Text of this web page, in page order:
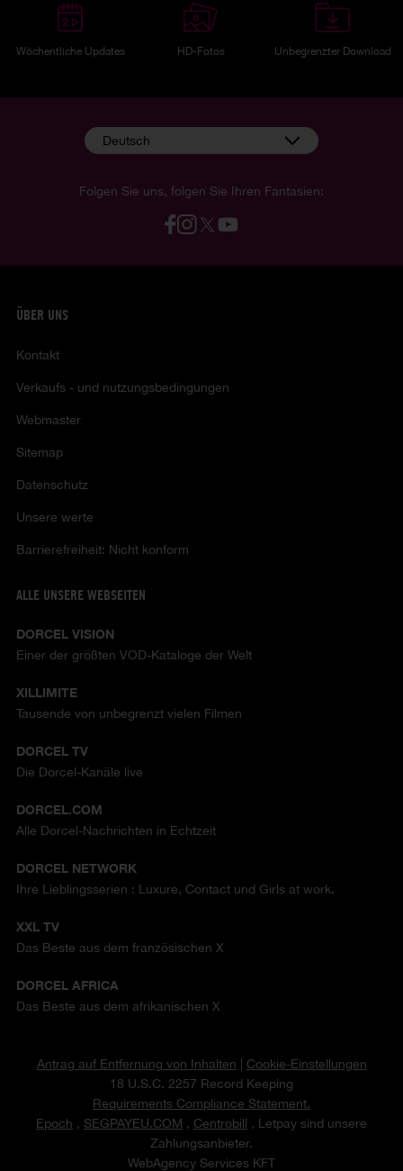
Wöchentliche Updates HD-Fotos Unbegrenzter Download
Folgen Sie uns, folgen Sie Ihren Fantasien:
Deutsch
ÜBER UNS
Kontakt
Verkaufs - und nutzungsbedingungen
Webmaster
Sitemap
Datenschutz
Unsere werte
Barrierefreiheit: Nicht konform
ALLE UNSERE WEBSEITEN
DORCEL VISION
Einer der größten VOD-Kataloge der Welt
XILLIMITE
Tausende von unbegrenzt vielen Filmen
DORCEL TV
Die Dorcel-Kanäle live
DORCEL.COM
Alle Dorcel-Nachrichten in Echtzeit
DORCEL NETWORK
Ihre Lieblingsserien : Luxure, Contact und Girls at work.
XXL TV
Das Beste aus dem französischen X
DORCEL AFRICA
Das Beste aus dem afrikanischen X
Antrag auf Entfernung von Inhalten
Cookie-Einstellungen
18 U.S.C. 2257 Record Keeping
Requirements Compliance Statement.
Epoch , SEGPAYEU.COM , Centrobill , Letpay sind unsere
Zahlungsanbieter.
WebAgency Services KFT